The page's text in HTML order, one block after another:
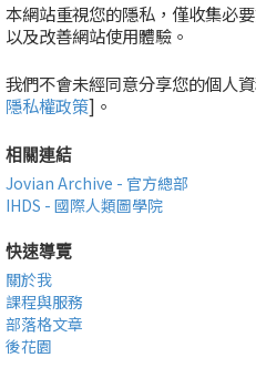
本網站重視您的隱私，僅收集必
以及改善網站使用體驗。
我們不會未經同意分享您的個人
隱私權政策]。
相關連結
Jovian Archive - 官方總部
IHDS - 國際人類圖學院
快速導覽
關於我
課程與服務
部落格文章
後花園